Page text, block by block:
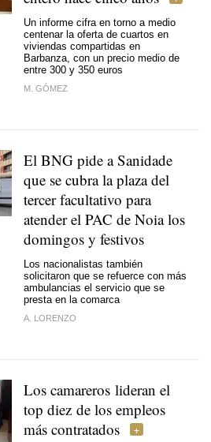
Un informe cifra en torno a medio
centenar la oferta de cuartos en
viviendas compartidas en
Barbanza, con un precio medio de
entre 300 y 350 euros
M. GÓMEZ
El BNG pide a Sanidade
que se cubra la plaza del
tercer facultativo para
atender el PAC de Noia los
domingos y festivos
Los nacionalistas también
solicitaron que se refuerce con más
ambulancias el servicio que se
presta en la comarca
A. LORENZO
Los camareros lideran el
top diez de los empleos
más contratados